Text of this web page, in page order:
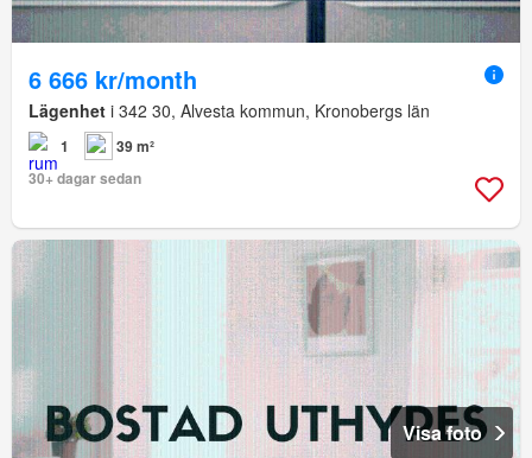
6 666 kr/month
Lägenhet i 342 30, Alvesta kommun, Kronobergs län
1
39 m²
30+ dagar sedan
Visa foto